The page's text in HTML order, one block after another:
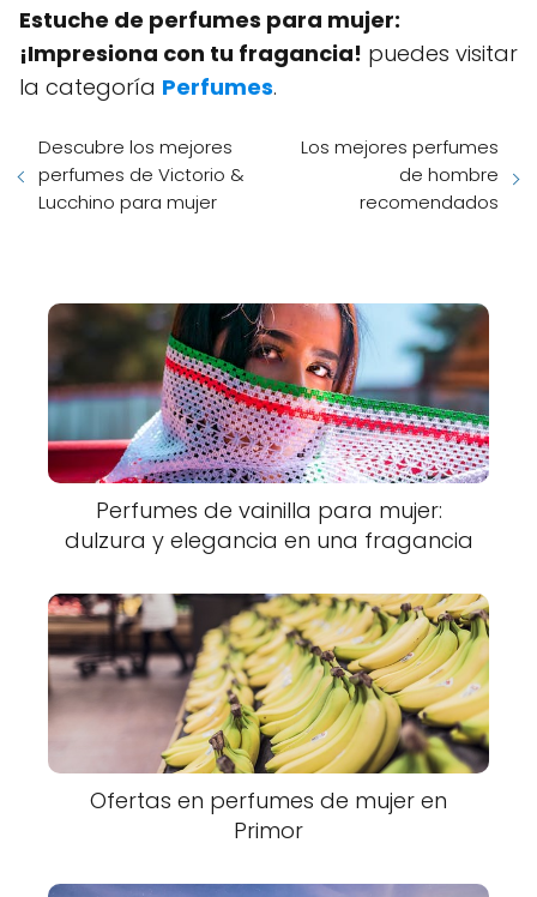
Estuche de perfumes para mujer:
¡Impresiona con tu fragancia! puedes visitar
la categoría Perfumes.
Descubre los mejores
perfumes de Victorio &
Lucchino para mujer
Los mejores perfumes
de hombre
recomendados
Perfumes de vainilla para mujer:
dulzura y elegancia en una fragancia
Ofertas en perfumes de mujer en
Primor